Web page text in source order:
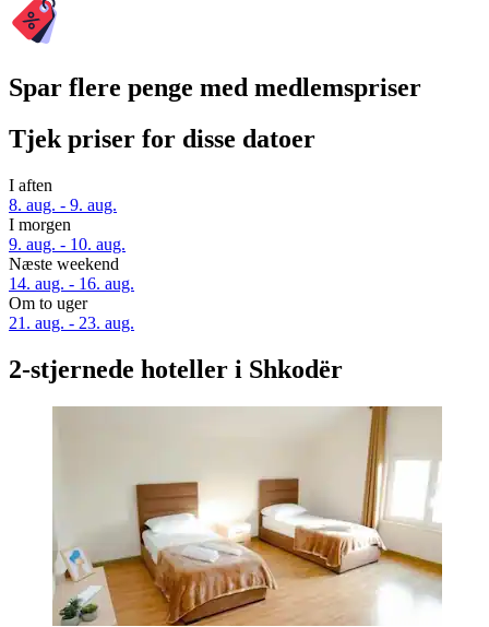
Spar flere penge med medlemspriser
Tjek priser for disse datoer
I aften
8. aug. - 9. aug.
I morgen
9. aug. - 10. aug.
Næste weekend
14. aug. - 16. aug.
Om to uger
21. aug. - 23. aug.
2-stjernede hoteller i Shkodër